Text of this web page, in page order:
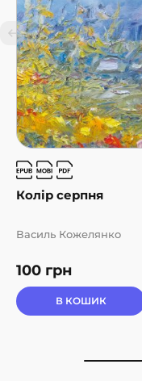
Колір серпня
100 грн
Василь Кожелянко
В КОШИК